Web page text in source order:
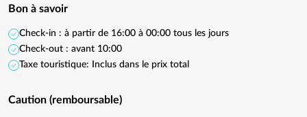
Bon à savoir
Check-in : à partir de 16:00 à 00:00 tous les jours
Check-out : avant 10:00
Taxe touristique: Inclus dans le prix total
Caution (remboursable)